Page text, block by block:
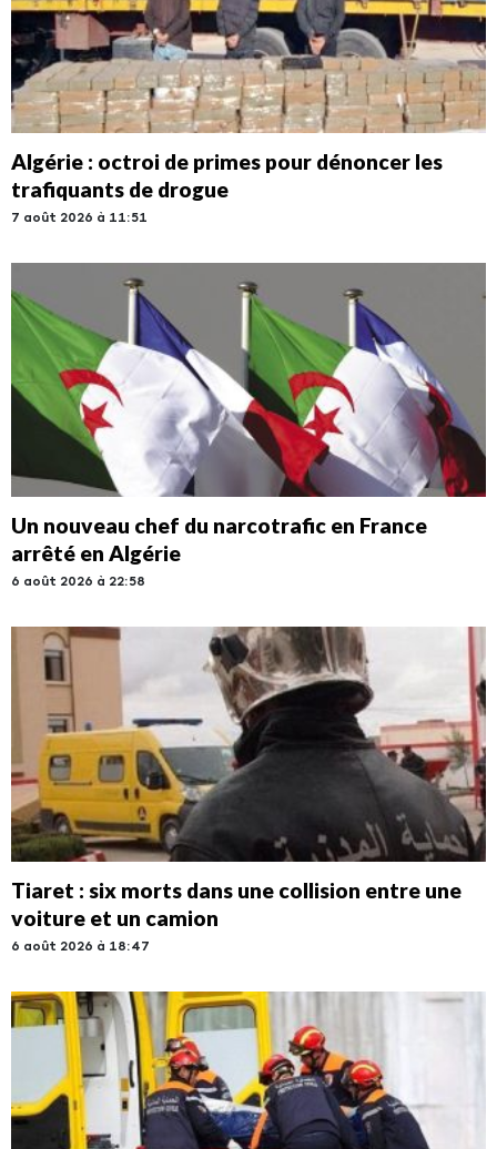
Algérie : octroi de primes pour dénoncer les
trafiquants de drogue
7 août 2026 à 11:51
Un nouveau chef du narcotrafic en France
arrêté en Algérie
6 août 2026 à 22:58
Tiaret : six morts dans une collision entre une
voiture et un camion
6 août 2026 à 18:47